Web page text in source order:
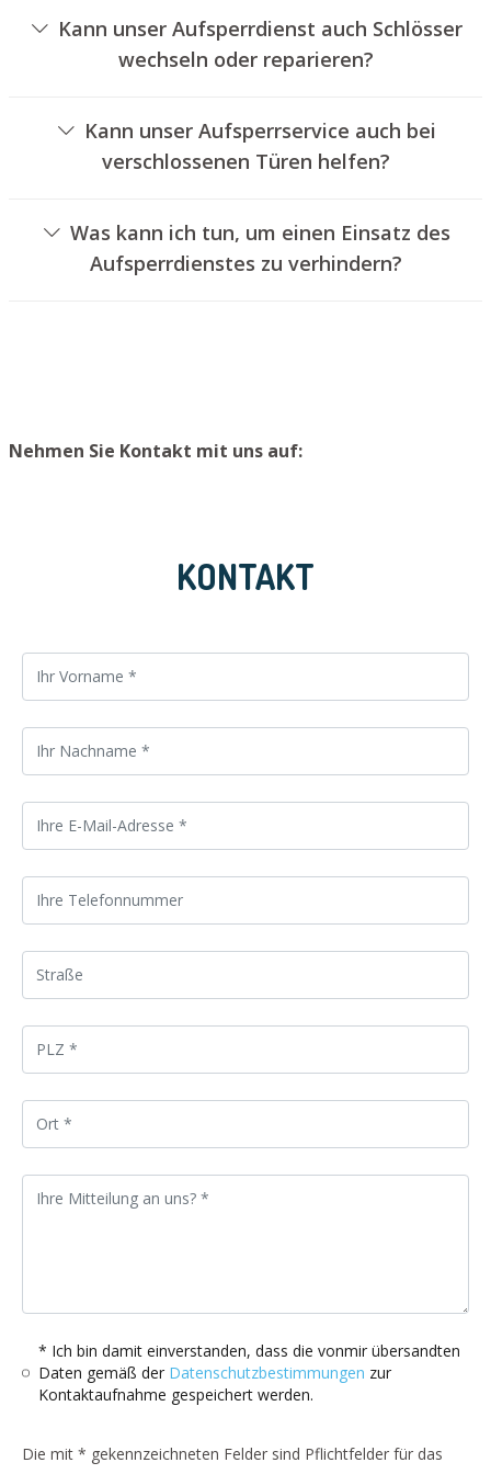
Kann unser Aufsperrdienst auch Schlösser
wechseln oder reparieren?
Türschlössern an.
Kann unser Aufsperrservice auch bei
verschlossenen Türen helfen?
kann jedoch normalerweise nicht geschehen, ohne das
Schloss aufzubohren. Wir bauen Ihnen jedoch einen
neuen Schließzylinder ein, sodass die Eingangstür wieder
Was kann ich tun, um einen Einsatz des
Aufsperrdienstes zu verhindern?
Nehmen Sie Kontakt mit uns auf:
KONTAKT
* Ich bin damit einverstanden, dass die vonmir übersandten
Daten gemäß der Datenschutzbestimmungen zur
Kontaktaufnahme gespeichert werden.
Die mit * gekennzeichneten Felder sind Pflichtfelder für das